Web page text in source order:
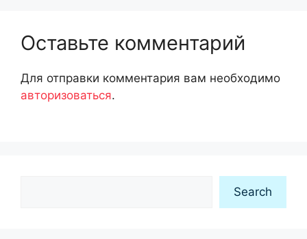
Оставьте комментарий
Для отправки комментария вам необходимо
авторизоваться.
Search